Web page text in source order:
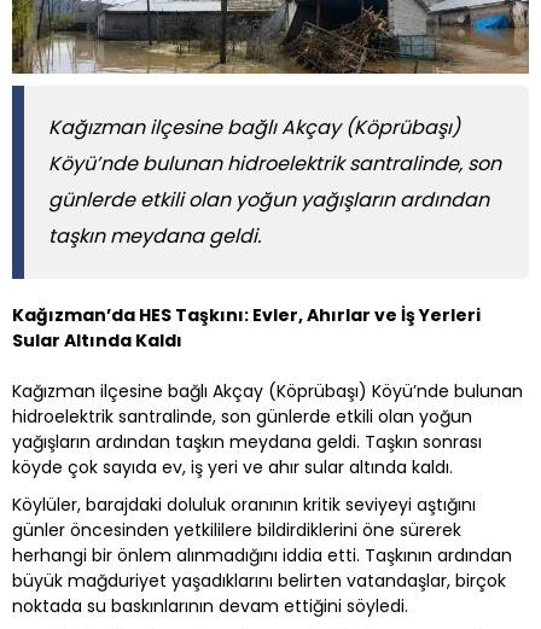
Kağızman ilçesine bağlı Akçay (Köprübaşı)
Köyü’nde bulunan hidroelektrik santralinde, son
günlerde etkili olan yoğun yağışların ardından
taşkın meydana geldi.
Kağızman’da HES Taşkını: Evler, Ahırlar ve İş Yerleri
Sular Altında Kaldı
Kağızman ilçesine bağlı Akçay (Köprübaşı) Köyü’nde bulunan
hidroelektrik santralinde, son günlerde etkili olan yoğun
yağışların ardından taşkın meydana geldi. Taşkın sonrası
köyde çok sayıda ev, iş yeri ve ahır sular altında kaldı.
Köylüler, barajdaki doluluk oranının kritik seviyeyi aştığını
günler öncesinden yetkililere bildirdiklerini öne sürerek
herhangi bir önlem alınmadığını iddia etti. Taşkının ardından
büyük mağduriyet yaşadıklarını belirten vatandaşlar, birçok
noktada su baskınlarının devam ettiğini söyledi.